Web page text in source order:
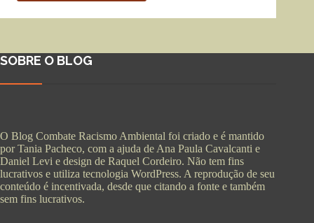
SOBRE O BLOG
O Blog Combate Racismo Ambiental foi criado e é mantido
por Tania Pacheco, com a ajuda de Ana Paula Cavalcanti e
Daniel Levi e design de Raquel Cordeiro. Não tem fins
lucrativos e utiliza tecnologia WordPress. A reprodução de seu
conteúdo é incentivada, desde que citando a fonte e também
sem fins lucrativos.